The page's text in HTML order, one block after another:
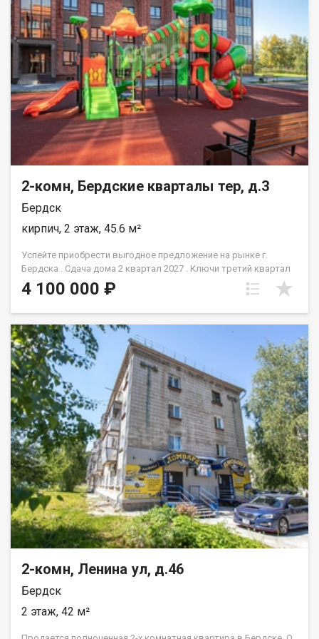
шаговой доступности знаменитый аквапарк Хвоя. До Нового
поселка пешком 10 минут, а там вся инфраструктура для вас,
многочисленные магазины, аптеки, детский сад, школа,
поликлиника. Продажа в связи с переездом в другой город,
документы в порядке и готовы к сделке. Возможен обмен на
вашу недвижимость. Возможна продажа в рассрочку. При
звонке, пожалуйста, сообщите номер варианта -
JV002054178035.
2-комн, Бердские кварталы тер, д.3
Бердск
кирпич, 2 этаж, 45.6 м²
Успейте приобрести выгодное предложение на рынке г.
Бердска . Сдача дома 2 квартал 2027 . Ключи третий квартал
2027.Подходит под семейную ипотеку 6% Квартир в наличии
мало! Ремонт: предчистовая отделка, электричество
рядом магазины, пункты выдачи , остановка, детская
площадка , так же в доме будет построен муниципальный д.
сад. Можно использовать МАТЕРИНСКИЙ КАПИТАЛ в
ПЕРВОНАЧАЛЬНЫЙ ВЗНОС.Гарантия безопасной сделки ,
полное юридическое сопровождение , помощь в ипотечном
решении . Код пользователя: 195172 Номер в базе: 13229629
4 100 000 ₽
2-комн, Ленина ул, д.46
Бердск
2 этаж, 42 м²